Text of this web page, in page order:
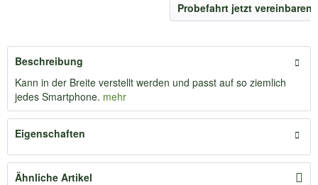
Probefahrt jetzt vereinbaren
Beschreibung
Kann in der Breite verstellt werden und passt auf so ziemlich
jedes Smartphone. mehr
Eigenschaften
Ähnliche Artikel